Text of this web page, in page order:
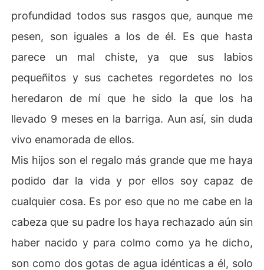
profundidad todos sus rasgos que, aunque me
pesen, son iguales a los de él. Es que hasta
parece un mal chiste, ya que sus labios
pequeñitos y sus cachetes regordetes no los
heredaron de mí que he sido la que los ha
llevado 9 meses en la barriga. Aun así, sin duda
vivo enamorada de ellos.
Mis hijos son el regalo más grande que me haya
podido dar la vida y por ellos soy capaz de
cualquier cosa. Es por eso que no me cabe en la
cabeza que su padre los haya rechazado aún sin
haber nacido y para colmo como ya he dicho,
son como dos gotas de agua idénticas a él, solo